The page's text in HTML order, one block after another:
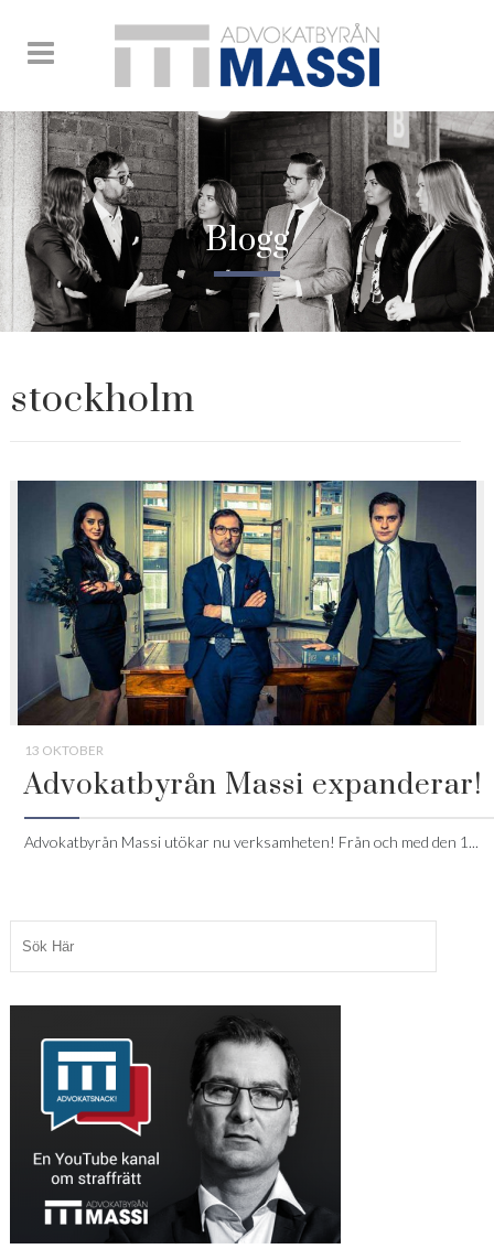
Blogg
stockholm
13 OKTOBER
Advokatbyrån Massi expanderar!
Advokatbyrån Massi utökar nu verksamheten! Från och med den 1...